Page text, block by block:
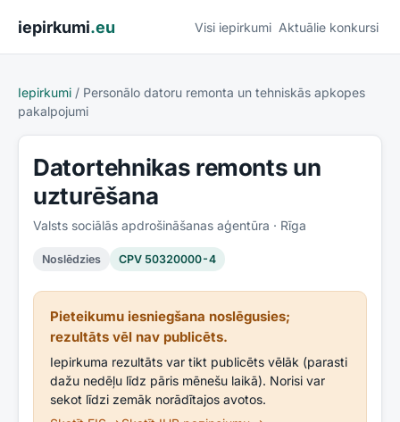
iepirkumi.eu Visi iepirkumi Aktuālie konkursi
Iepirkumi / Personālo datoru remonta un tehniskās apkopes
pakalpojumi
Datortehnikas remonts un
uzturēšana
Valsts sociālās apdrošināšanas aģentūra · Rīga
Noslēdzies CPV 50320000-4
Pieteikumu iesniegšana noslēgusies;
rezultāts vēl nav publicēts.
Iepirkuma rezultāts var tikt publicēts vēlāk (parasti
dažu nedēļu līdz pāris mēnešu laikā). Norisi var
sekot līdzi zemāk norādītajos avotos.